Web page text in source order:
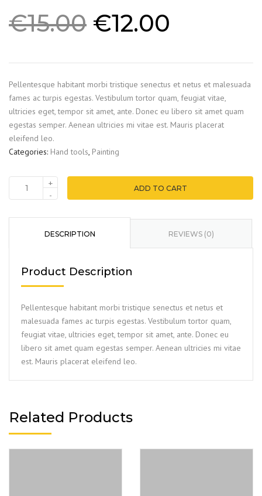
€15.00 Original
was:
€15.00.
€12.00
is:
€12.00.
Pellentesque habitant morbi tristique senectus et netus et malesuada
fames ac turpis egestas. Vestibulum tortor quam, feugiat vitae,
ultricies eget, tempor sit amet, ante. Donec eu libero sit amet quam
egestas semper. Aenean ultricies mi vitae est. Mauris placerat
eleifend leo.
Categories: Hand tools, Painting
+
-
ADD TO CART
DESCRIPTION REVIEWS (0)
Product Description
Pellentesque habitant morbi tristique senectus et netus et
malesuada fames ac turpis egestas. Vestibulum tortor quam,
feugiat vitae, ultricies eget, tempor sit amet, ante. Donec eu
libero sit amet quam egestas semper. Aenean ultricies mi vitae
est. Mauris placerat eleifend leo.
Related Products